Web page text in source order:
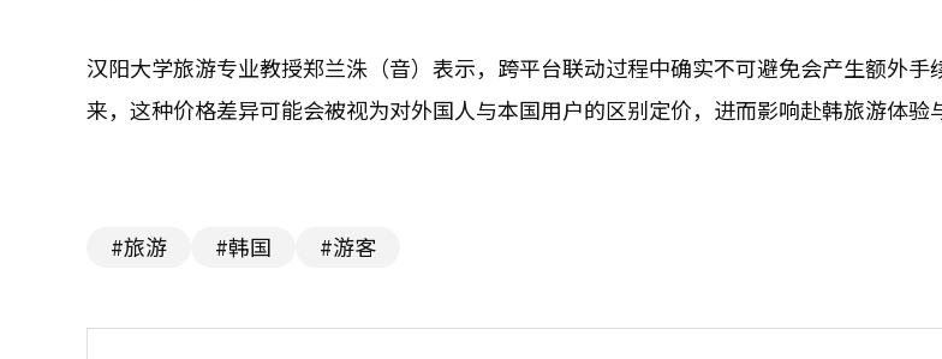
汉阳大学旅游专业教授郑兰洙（音）表示，跨平台联动过程中确实不可避免会产生额外手
来，这种价格差异可能会被视为对外国人与本国用户的区别定价，进而影响赴韩旅游体验
#旅游 #韩国 #游客